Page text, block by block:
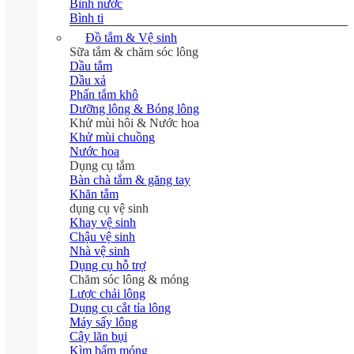
Bình nước
Bình ti
Đồ tắm & Vệ sinh
Sữa tắm & chăm sóc lông
Dầu tắm
Dầu xả
Phấn tắm khô
Dưỡng lông & Bóng lông
Khử mùi hôi & Nước hoa
Khử mùi chuồng
Nước hoa
Dụng cụ tắm
Bàn chà tắm & găng tay
Khăn tắm
dụng cụ vệ sinh
Khay vệ sinh
Chậu vệ sinh
Nhà vệ sinh
Dụng cụ hỗ trợ
Chăm sóc lông & móng
Lược chải lông
Dụng cụ cắt tỉa lông
Máy sấy lông
Cây lăn bụi
Kìm bấm móng